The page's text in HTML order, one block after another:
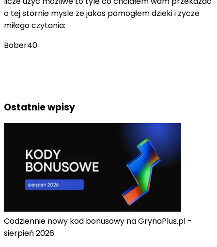
o tej stornie mysle ze jakos pomogłem dzieki i zycze
miłego czytania:
Bober40
Ostatnie wpisy
Codziennie nowy kod bonusowy na GrynaPlus.pl -
sierpień 2026